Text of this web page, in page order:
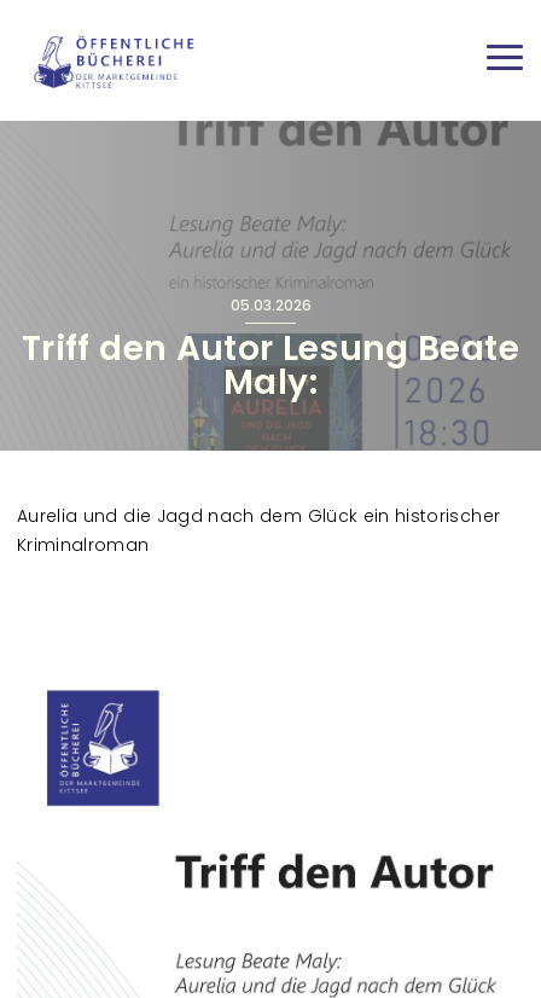
05.03.2026
Triff den Autor Lesung Beate
Maly:
Aurelia und die Jagd nach dem Glück ein historischer
Kriminalroman